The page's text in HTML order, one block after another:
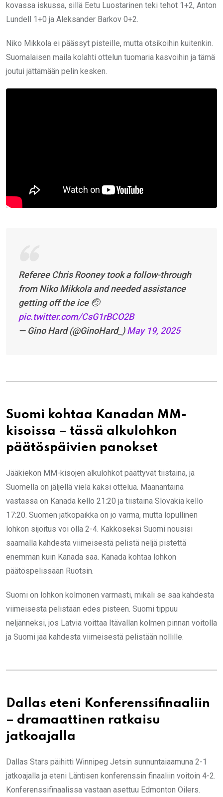
kovassa iskussa, sillä Eetu Luostarinen teki tehot 1+2, Anton
Lundell 1+0 ja Aleksander Barkov 0+2.
Niko Mikkola ei päässyt pisteille, mutta otsikoihin kuitenkin.
Suomalaisen maila kolahti ottelun tuomaria kasvoihin ja tämä
joutui jättämään pelin kesken.
Referee Chris Rooney took a follow-through
from Niko Mikkola and needed assistance
getting off the ice 🤕
pic.twitter.com/CsG1rBCO2B
— Gino Hard (@GinoHard_)May 19, 2025
Suomi kohtaa Kanadan MM-
kisoissa – tässä alkulohkon
päätöspäivien panokset
Jääkiekon MM-kisojen alkulohkot päättyvät tiistaina, ja
Suomella on jäljellä vielä kaksi ottelua. Maanantaina
vastassa on Kanada kello 21:20 ja tiistaina Slovakia kello
17:20. Suomen jatkopaikka on jo varma, mutta lopullinen
lohkon sijoitus voi olla 2-4. Kakkoseksi Suomi nousisi
saamalla kahdesta viimeisestä pelistä neljä pistettä
enemmän kuin Kanada saa. Kanada kohtaa lohkon
päätöspelissään Ruotsin.
Suomi on lohkon kolmonen varmasti, mikäli se saa kahdesta
viimeisestä pelistään edes pisteen. Suomi tippuu
neljänneksi, jos Latvia voittaa Itävallan kolmen pinnan voitolla
ja Suomi jää kahdesta viimeisestä pelistään nollille.
Dallas eteni Konferenssifinaaliin
– dramaattinen ratkaisu
jatkoajalla
Dallas Stars päihitti Winnipeg Jetsin sunnuntaiaamuna 2-1
jatkoajalla ja eteni Läntisen konferenssin finaaliin voitoin 4-2.
Konferenssifinaalissa vastaan asettuu Edmonton Oilers.